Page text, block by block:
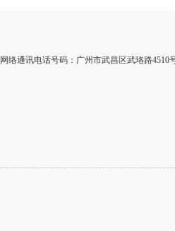
网络通讯电话号码：广州市武昌区武珞路